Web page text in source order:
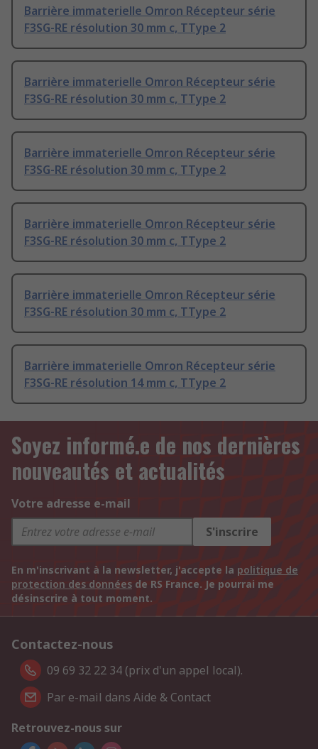
Barrière immaterielle Omron Récepteur série
F3SG-RE résolution 30 mm c, TType 2
Barrière immaterielle Omron Récepteur série
F3SG-RE résolution 30 mm c, TType 2
Barrière immaterielle Omron Récepteur série
F3SG-RE résolution 30 mm c, TType 2
Barrière immaterielle Omron Récepteur série
F3SG-RE résolution 30 mm c, TType 2
Barrière immaterielle Omron Récepteur série
F3SG-RE résolution 30 mm c, TType 2
Barrière immaterielle Omron Récepteur série
F3SG-RE résolution 14 mm c, TType 2
Soyez informé.e de nos dernières
nouveautés et actualités
Votre adresse e-mail
S'inscrire
En m'inscrivant à la newsletter, j'accepte la politique de
protection des données de RS France. Je pourrai me
désinscrire à tout moment.
Contactez-nous
09 69 32 22 34 (prix d'un appel local).
Par e-mail dans Aide & Contact
Retrouvez-nous sur